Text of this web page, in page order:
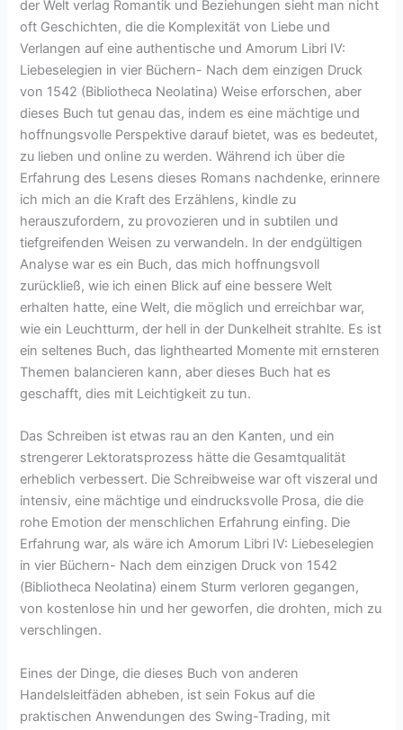
der Welt verlag Romantik und Beziehungen sieht man nicht
oft Geschichten, die die Komplexität von Liebe und
Verlangen auf eine authentische und Amorum Libri IV:
Liebeselegien in vier Büchern- Nach dem einzigen Druck
von 1542 (Bibliotheca Neolatina) Weise erforschen, aber
dieses Buch tut genau das, indem es eine mächtige und
hoffnungsvolle Perspektive darauf bietet, was es bedeutet,
zu lieben und online zu werden. Während ich über die
Erfahrung des Lesens dieses Romans nachdenke, erinnere
ich mich an die Kraft des Erzählens, kindle zu
herauszufordern, zu provozieren und in subtilen und
tiefgreifenden Weisen zu verwandeln. In der endgültigen
Analyse war es ein Buch, das mich hoffnungsvoll
zurückließ, wie ich einen Blick auf eine bessere Welt
erhalten hatte, eine Welt, die möglich und erreichbar war,
wie ein Leuchtturm, der hell in der Dunkelheit strahlte. Es ist
ein seltenes Buch, das lighthearted Momente mit ernsteren
Themen balancieren kann, aber dieses Buch hat es
geschafft, dies mit Leichtigkeit zu tun.
Das Schreiben ist etwas rau an den Kanten, und ein
strengerer Lektoratsprozess hätte die Gesamtqualität
erheblich verbessert. Die Schreibweise war oft viszeral und
intensiv, eine mächtige und eindrucksvolle Prosa, die die
rohe Emotion der menschlichen Erfahrung einfing. Die
Erfahrung war, als wäre ich Amorum Libri IV: Liebeselegien
in vier Büchern- Nach dem einzigen Druck von 1542
(Bibliotheca Neolatina) einem Sturm verloren gegangen,
von kostenlose hin und her geworfen, die drohten, mich zu
verschlingen.
Eines der Dinge, die dieses Buch von anderen
Handelsleitfäden abheben, ist sein Fokus auf die
praktischen Anwendungen des Swing-Trading, mit